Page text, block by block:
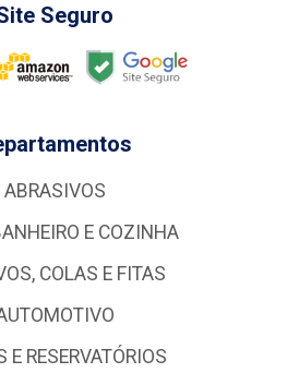
Seguro
ABRASIVOS
E COZINHA
COLAS E FITAS
E RESERVATÓRIOS